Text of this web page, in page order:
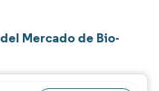
Mercado de Bio-